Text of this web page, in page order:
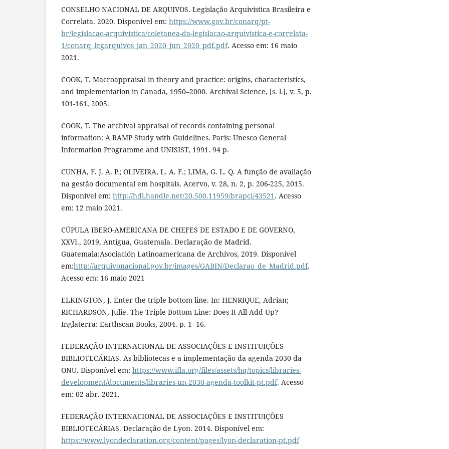
CONSELHO NACIONAL DE ARQUIVOS. Legislação Arquivística Brasileira e
Correlata. 2020. Disponível em: https://www.gov.br/conarq/pt-
br/legislacao-arquivistica/coletanea-da-legislacao-arquivistica-e-correlata-
1/conarq_legarquivos_jan_2020_jun_2020_pdf.pdf. Acesso em: 16 maio
2021.
COOK, T. Macroappraisal in theory and practice: origins, characteristics,
and implementation in Canada, 1950–2000. Archival Science, [s. l.], v. 5, p.
101-161, 2005.
COOK, T. The archival appraisal of records containing personal
information: A RAMP Study with Guidelines. Paris: Unesco General
Information Programme and UNISIST, 1991. 94 p.
CUNHA, F. J. A. P.; OLIVEIRA, L. A. F.; LIMA, G. L. Q. A função de avaliação
na gestão documental em hospitais. Acervo, v. 28, n. 2, p. 206-225, 2015.
Disponível em: http://hdl.handle.net/20.500.11959/brapci/43521. Acesso
em: 12 maio 2021.
CÚPULA IBERO-AMERICANA DE CHEFES DE ESTADO E DE GOVERNO,
XXVI., 2019, Antígua, Guatemala. Declaração de Madrid.
Guatemala:Asociación Latinoamericana de Archivos, 2019. Disponível
em:http://arquivonacional.gov.br/images/GABIN/Declarao_de_Madrid.pdf.
Acesso em: 16 maio 2021
ELKINGTON, J. Enter the triple bottom line. In: HENRIQUE, Adrian;
RICHARDSON, Julie. The Triple Bottom Line: Does It All Add Up?
Inglaterra: Earthscan Books, 2004. p. 1- 16.
FEDERAÇÃO INTERNACIONAL DE ASSOCIAÇÕES E INSTITUIÇÕES
BIBLIOTECÁRIAS. As bibliotecas e a implementação da agenda 2030 da
ONU. Disponível em: https://www.ifla.org/files/assets/hq/topics/libraries-
development/documents/libraries-un-2030-agenda-toolkit-pt.pdf. Acesso
em: 02 abr. 2021.
FEDERAÇÃO INTERNACIONAL DE ASSOCIAÇÕES E INSTITUIÇÕES
BIBLIOTECÁRIAS. Declaração de Lyon. 2014. Disponível em:
https://www.lyondeclaration.org/content/pages/lyon-declaration-pt.pdf